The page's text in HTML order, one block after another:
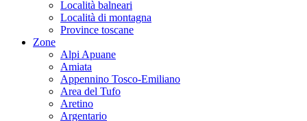
Località balneari
Località di montagna
Province toscane
Zone
Alpi Apuane
Amiata
Appennino Tosco-Emiliano
Area del Tufo
Aretino
Argentario